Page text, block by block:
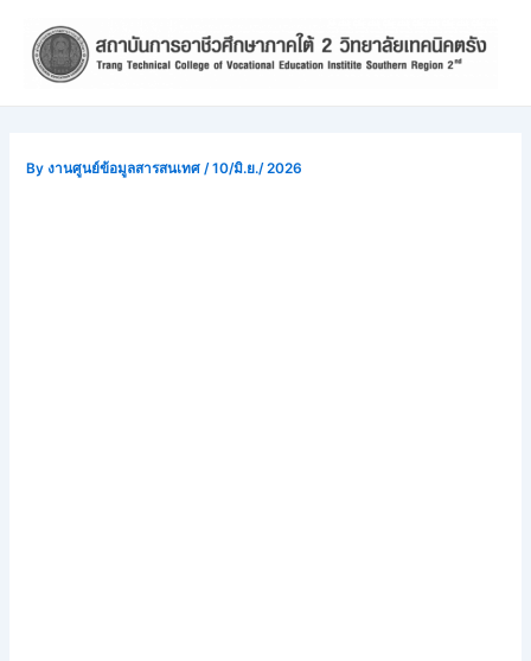
content
Byงานศูนย์ข้อมูลสารสนเทศ/10/มิ.ย./ 2026
navigation